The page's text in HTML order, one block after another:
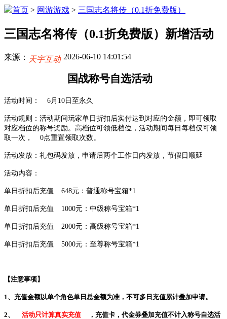
首页 > 网游游戏 > 三国志名将传（0.1折免费版）
三国志名将传（0.1折免费版）新增活动
来源： 天宇互动 2026-06-10 14:01:54
国战称号自选活动
活动时间： 6月10日至永久
活动规则：活动期间玩家单日折扣后实付达到对应的金额，即可领取
对应档位的称号奖励。高档位可领低档位，活动期间每日每档仅可领
取一次，
0点重置领取次数。
活动发放：礼包码发放，申请后两个工作日内发放，节假日顺延
活动内容：
单日折扣后充值 648元：普通称号宝箱*1
单日折扣后充值 1000元：中级称号宝箱*1
单日折扣后充值 2000元：高级称号宝箱*1
单日折扣后充值 5000元：至尊称号宝箱*1
【注意事项】
1、充值金额以单个角色单日总金额为准，不可多日充值累计叠加申请。
2、 活动只计算真实充值
，充值卡，代金券叠加充值不计入称号自选活